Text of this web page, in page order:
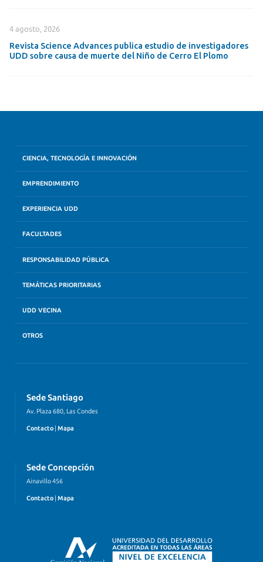
4 agosto, 2026
Revista Science Advances publica estudio de investigadores
UDD sobre causa de muerte del Niño de Cerro El Plomo
CIENCIA, TECNOLOGÍA E INNOVACIÓN
EMPRENDIMIENTO
EXPERIENCIA UDD
FACULTADES
RESPONSABILIDAD PÚBLICA
TEMÁTICAS PRIORITARIAS
UDD VECINA
OTROS
Sede Santiago
Av. Plaza 680, Las Condes
Contacto Mapa
Sede Concepción
Ainavillo 456
Contacto | Mapa